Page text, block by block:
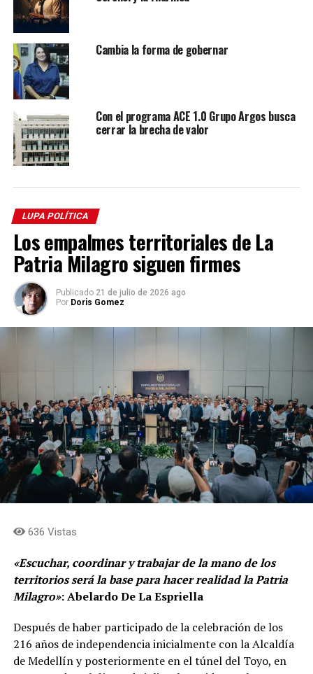
Cambia la forma de gobernar
Con el programa ACE 1.0 Grupo Argos busca
cerrar la brecha de valor
LUPA POLÍTICA
Los empalmes territoriales de La
Patria Milagro siguen firmes
Publicado 21 de julio de 2026 ago
Por Doris Gomez
636 Vistas
«Escuchar, coordinar y trabajar de la mano de los
territorios será la base para hacer realidad la Patria
Milagro»: Abelardo De La Espriella
Después de haber participado de la celebración de los
216 años de independencia inicialmente con la Alcaldía
de Medellín y posteriormente en el túnel del Toyo, en